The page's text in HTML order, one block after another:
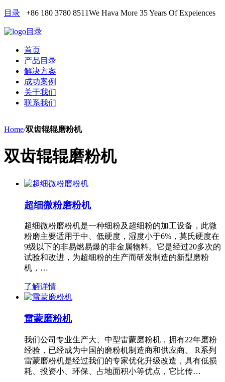
目录 +86 180 3780 8511We Hava More 35 Years Of Expeiences
目录
首页
产品目录
解决方案
成功案例
关于我们
联系我们
Home/双齿辊辊磨粉机
双齿辊辊磨粉机
超细微粉磨粉机
超细微粉磨粉机是一种细粉及超细粉的加工设备，此微
粉磨主要适用于中、低硬度，湿度小于6%，莫氏硬度在
9级以下的非易燃易爆的非金属物料。它是经过20多次的
试验和改进，为超细粉的生产而研发制造的新型磨粉
机，…
了解详情
雷蒙磨粉机
我们公司专业生产大、中型雷蒙磨粉机，拥有22年磨粉
经验，已经成为中国的磨粉机制造商和供应商。 R系列
雷蒙磨粉机是经过我们的专家优化升级改造，具有低损
耗、投资小、环保、占地面积小等优点，它比传…